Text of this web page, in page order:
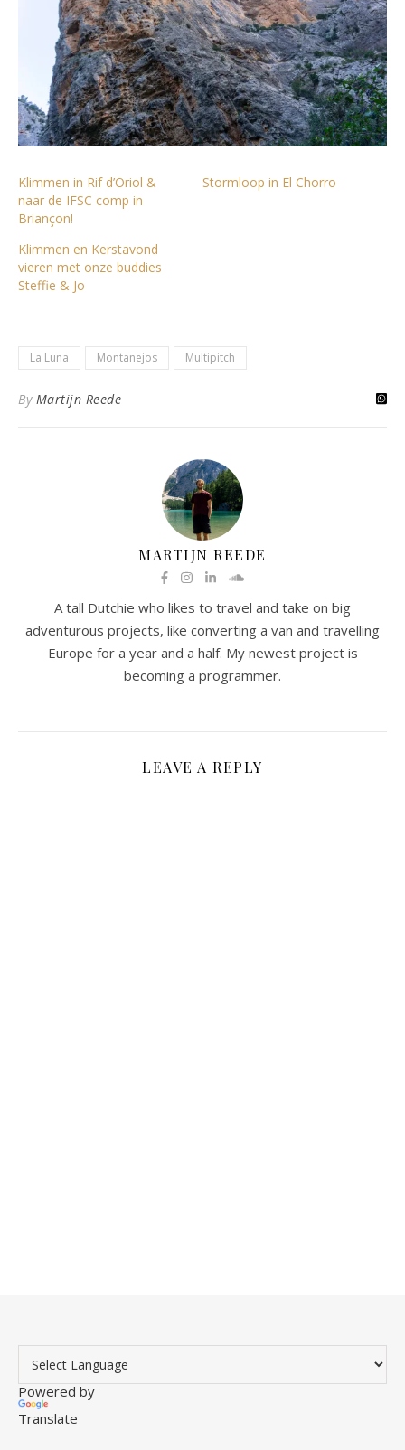
Klimmen in Rif d’Oriol &
naar de IFSC comp in
Briançon!
Stormloop in El Chorro
Klimmen en Kerstavond
vieren met onze buddies
Steffie & Jo
La Luna Montanejos Multipitch
By Martijn Reede
MARTIJN REEDE
A tall Dutchie who likes to travel and take on big
adventurous projects, like converting a van and travelling
Europe for a year and a half. My newest project is
becoming a programmer.
LEAVE A REPLY
Powered by
Translate